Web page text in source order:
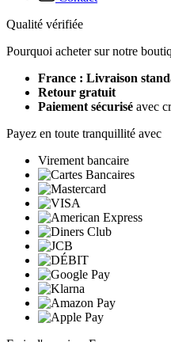
Qualité vérifiée
Pourquoi acheter sur notre
France : Livraison
Retour gratuit
Paiement sécurisé avec
Payez en toute tranquillité avec
Virement bancaire